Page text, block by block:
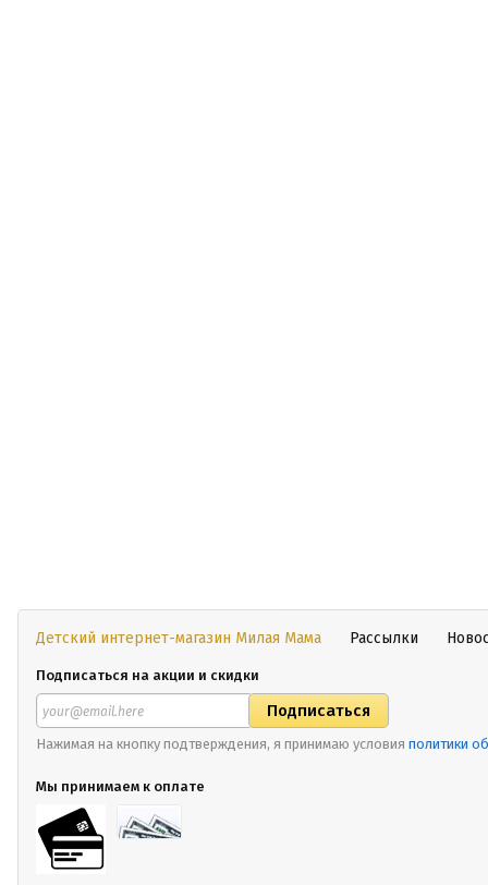
Детский интернет-магазин Милая Мама Рассылки
Подписаться на акции и скидки
Нажимая на кнопку подтверждения, я принимаю условия политики
Мы принимаем к оплате